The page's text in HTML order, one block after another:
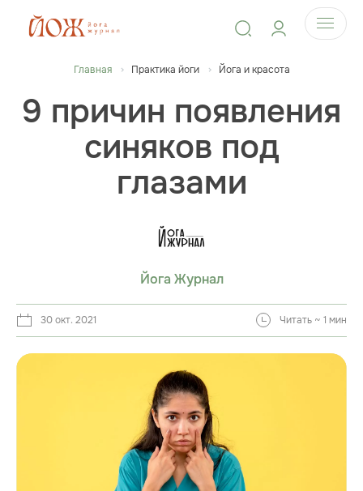
Главная Практика йоги Йога и красота
9 причин появления
синяков под
глазами
Йога Журнал
30 окт. 2021 Читать ~ 1 мин